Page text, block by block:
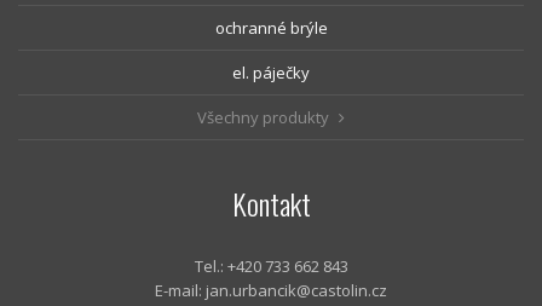
ochranné brýle
el. páječky
Všechny produkty
Kontakt
Tel.: +420 733 662 843
E-mail: jan.urbancik@castolin.cz